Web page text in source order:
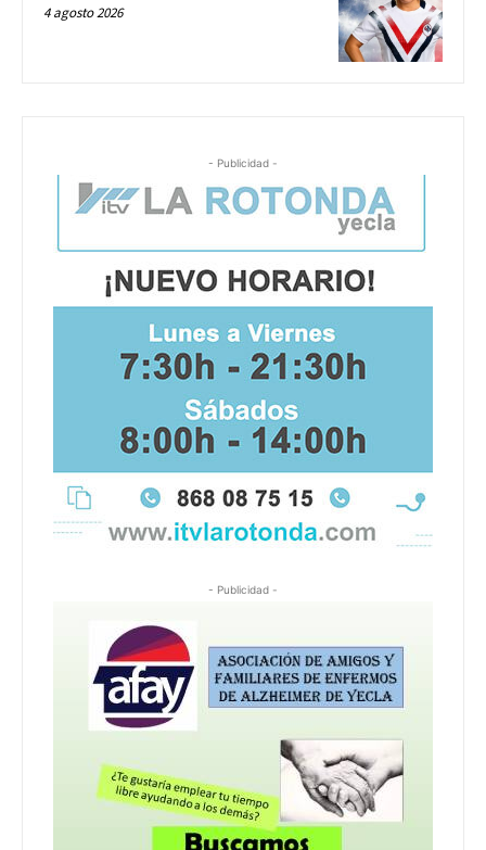
4 agosto 2026
- Publicidad -
- Publicidad -